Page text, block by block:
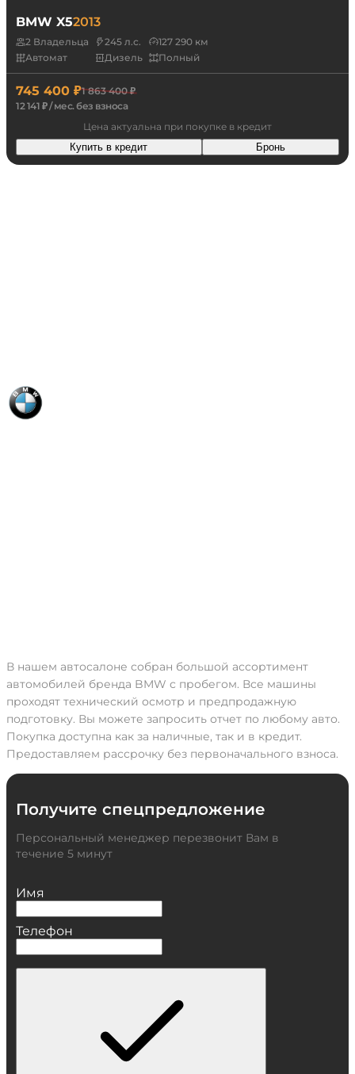
BMW X52013
2 Владельца 245 л.с.
127 290 км
Автомат
Дизель Полный
745 400 ₽1 863 400 ₽
12 141 ₽ / мес. без взноса
Цена актуальна при покупке в кредит
Купить в кредит
Бронь
В нашем автосалоне собран большой ассортимент
автомобилей бренда BMW с пробегом. Все машины
проходят технический осмотр и предпродажную
подготовку. Вы можете запросить отчет по любому авто.
Покупка доступна как за наличные, так и в кредит.
Предоставляем рассрочку без первоначального взноса.
Получите спецпредложение
Персональный менеджер перезвонит Вам в
течение 5 минут
Имя
Телефон